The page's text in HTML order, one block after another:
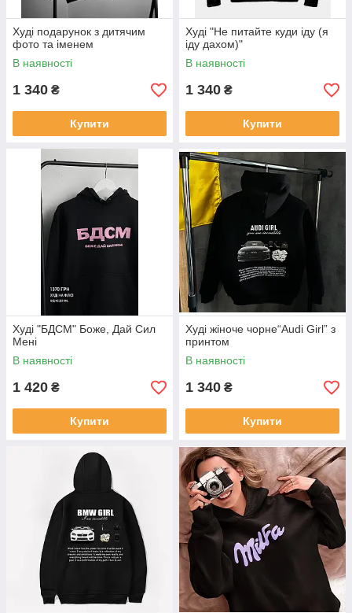
Худі подарунок з дитячим
фото та іменем
В наявності
1 340 ₴
Купити
Худі "Не питайте куди іду (я
іду дахом)"
В наявності
1 340 ₴
Купити
Худі "БДСМ" Боже, Дай Сил
Мені
В наявності
1 420 ₴
Купити
Худі жіноче чорне“Audi Girl” з
принтом
В наявності
1 340 ₴
Купити